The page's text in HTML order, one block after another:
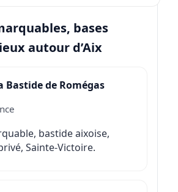
bases
autour d’Aix
Bastide de Romégas
bastide aixoise,
Sainte-Victoire.